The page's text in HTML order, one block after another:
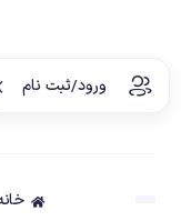
ورود/ثبت نام